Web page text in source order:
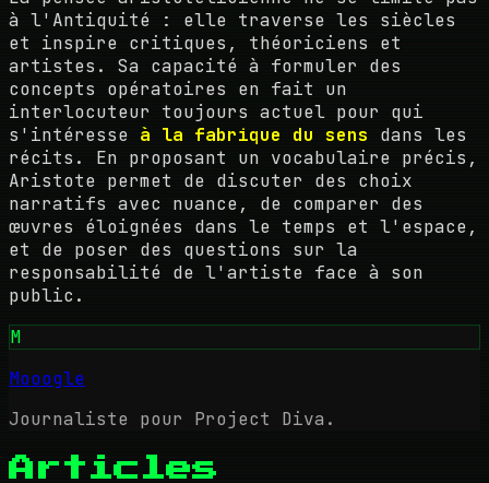
à l'Antiquité : elle traverse les siècles
et inspire critiques, théoriciens et
artistes. Sa capacité à formuler des
concepts opératoires en fait un
interlocuteur toujours actuel pour qui
s'intéresse à la fabrique du sens dans les
récits. En proposant un vocabulaire précis,
Aristote permet de discuter des choix
narratifs avec nuance, de comparer des
œuvres éloignées dans le temps et l'espace,
et de poser des questions sur la
responsabilité de l'artiste face à son
public.
M
Mooogle
Journaliste pour Project Diva.
Articles